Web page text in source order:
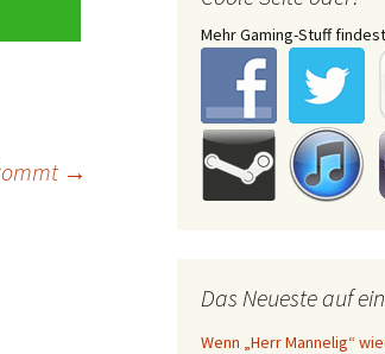
→
Mehr Gaming-Stuff
Das Neueste auf
Wenn „Herr Mannelig“